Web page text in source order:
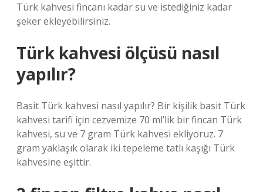
Türk kahvesi fincanı kadar su ve istediğiniz kadar
şeker ekleyebilirsiniz.
Türk kahvesi ölçüsü nasıl
yapılır?
Basit Türk kahvesi nasıl yapılır? Bir kişilik basit Türk
kahvesi tarifi için cezvemize 70 ml’lik bir fincan Türk
kahvesi, su ve 7 gram Türk kahvesi ekliyoruz. 7
gram yaklaşık olarak iki tepeleme tatlı kaşığı Türk
kahvesine eşittir.